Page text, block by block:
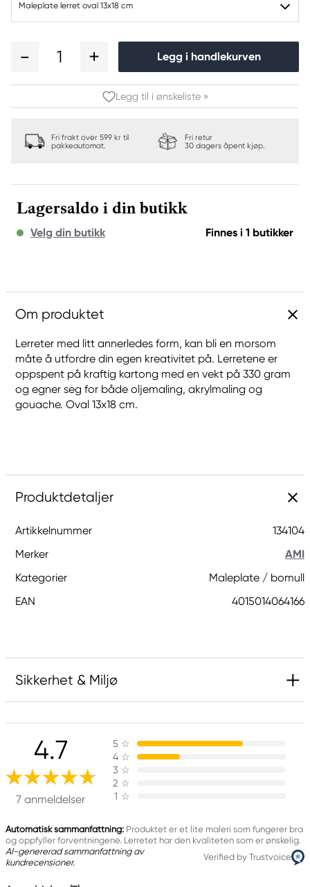
Maleplate lerret oval 13x18 cm
1 Legg i handlekurven
Legg til i ønskeliste »
Fri frakt over 599 kr til
pakkeautomat.
Fri retur
30 dagers åpent kjøp.
Lagersaldo i din butikk
Velg din butikk Finnes i 1 butikker
Om produktet
Lerreter med litt annerledes form, kan bli en morsom
måte å utfordre din egen kreativitet på. Lerretene er
oppspent på kraftig kartong med en vekt på 330 gram
og egner seg for både oljemaling, akrylmaling og
gouache. Oval 13x18 cm.
Produktdetaljer
Artikkelnummer
134104
Merker
AMI
Kategorier
Maleplate / bomull
EAN
4015014064166
Sikkerhet & Miljø
Ansvarlig EU
AMI
Art Material International
Carl-Zeiss-Str. 21-23
24568 Kaltenkirchen, Germany
+ 49 (0)4191 / 8000 - 30
4.7
7 anmeldelser
5 ☆
4 ☆
3 ☆
2 ☆
1 ☆
Automatisk sammanfattning: Produktet er et lite maleri som fungerer bra
og oppfyller forventningene. Lerretet har den kvaliteten som er ønskelig.
AI-genererad sammanfattning av
kundrecensioner.
Verified by Trustvoice